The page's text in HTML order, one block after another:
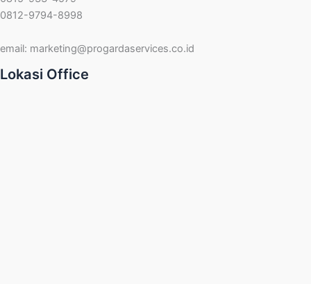
0812-9794-8998
email: marketing@progardaservices.co.id
Lokasi Office